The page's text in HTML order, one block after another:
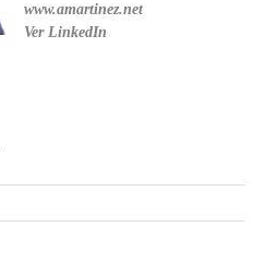
www.amartinez.net
Ver LinkedIn